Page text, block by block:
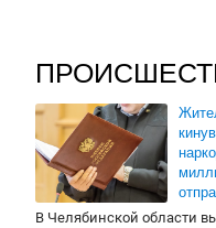
В Челябинской области